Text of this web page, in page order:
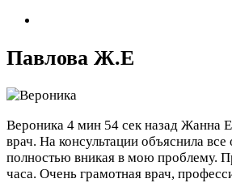
Павлова Ж.Е
Вероника 4 мин 54 сек назад Жанна
врач. На консультации объяснила
полностью вникая в мою проблему.
часа. Очень грамотная врач,